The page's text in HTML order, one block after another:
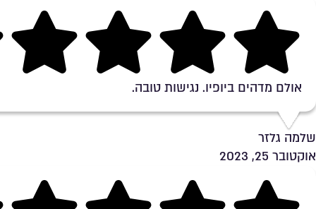
Rating 5 out of 5
אולם מדהים ביופיו. נגישות טובה.
שלמה גלזר
אוקטובר 25, 2023